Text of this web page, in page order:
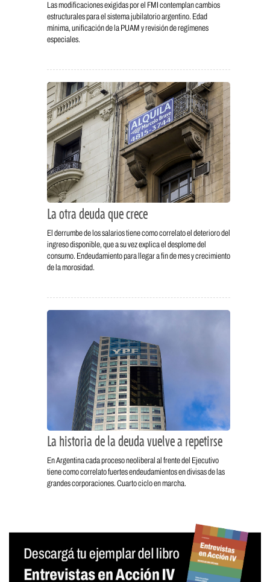
Las modificaciones exigidas por el FMI contemplan cambios
estructurales para el sistema jubilatorio argentino. Edad
mínima, unificación de la PUAM y revisión de regímenes
especiales.
La otra deuda que crece
El derrumbe de los salarios tiene como correlato el deterioro del
ingreso disponible, que a su vez explica el desplome del
consumo. Endeudamiento para llegar a fin de mes y crecimiento
de la morosidad.
La historia de la deuda vuelve a repetirse
En Argentina cada proceso neoliberal al frente del Ejecutivo
tiene como correlato fuertes endeudamientos en divisas de las
grandes corporaciones. Cuarto ciclo en marcha.